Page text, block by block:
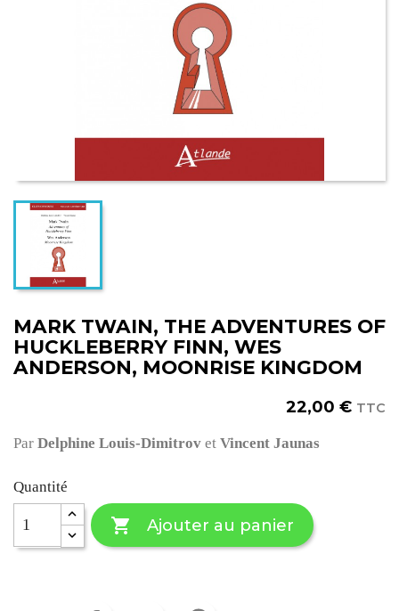
MARK TWAIN, THE ADVENTURES OF
HUCKLEBERRY FINN, WES
ANDERSON, MOONRISE KINGDOM
22,00 € TTC
Par Delphine Louis-Dimitrov et Vincent Jaunas
Quantité
 Ajouter au panier